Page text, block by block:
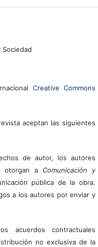
Creative Commons
aceptan las siguientes
de autor, los autores
otorgan a Comunicación y
pública de la obra.
a los autores por enviar y
acuerdos contractuales
no exclusiva de la